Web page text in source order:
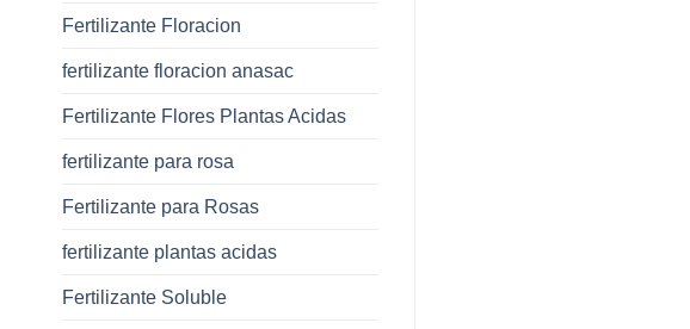
Fertilizante Floracion
fertilizante floracion anasac
Fertilizante Flores Plantas Acidas
fertilizante para rosa
Fertilizante para Rosas
fertilizante plantas acidas
Fertilizante Soluble